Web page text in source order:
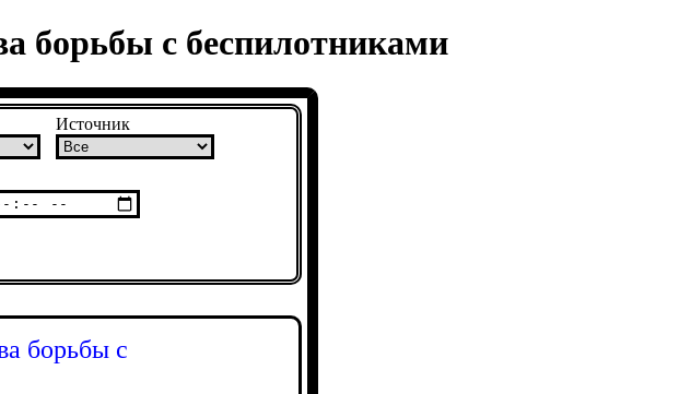
борьбы с беспилотниками
Источник
борьбы с